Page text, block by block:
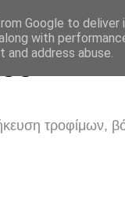
τροφίμων,
Google to
with
address abuse.